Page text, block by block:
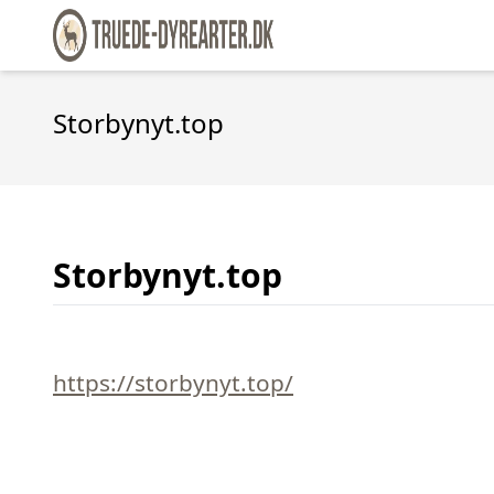
Storbynyt.top
Storbynyt.top
https://storbynyt.top/